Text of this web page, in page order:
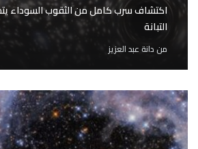
اكتشاف سرب كامل من الثقوب السوداء
التبانة
من دانة عبد العزيز